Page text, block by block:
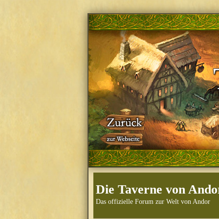
Die Taverne von
Das offizielle Forum zur Welt von Andor